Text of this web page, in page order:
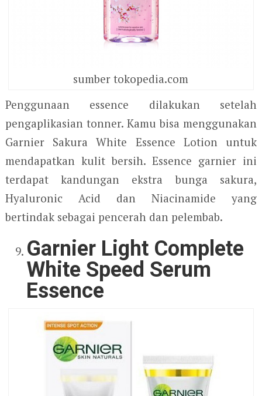
sumber tokopedia.com
Penggunaan essence dilakukan setelah
pengaplikasian tonner. Kamu bisa menggunakan
Garnier Sakura White Essence Lotion untuk
mendapatkan kulit bersih. Essence garnier ini
terdapat kandungan ekstra bunga sakura,
Hyaluronic Acid dan Niacinamide yang
bertindak sebagai pencerah dan pelembab.
Garnier Light Complete
White Speed Serum
Essence